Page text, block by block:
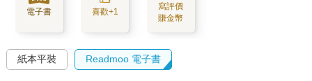
電子書 喜歡+1
寫評價
賺金幣
紙本平裝 Readmoo 電子書